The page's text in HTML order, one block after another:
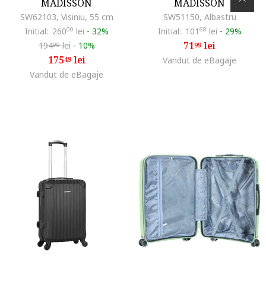
MADISSON
SW62103, Visiniu, 55 cm
Initial: 26000 lei - 32%
19499lei - 10%
17549lei
Vandut de eBagaje
MADISSON
SW51150, Albastru
Initial: 101 68 lei - 29%
7199lei
Vandut de eBagaje